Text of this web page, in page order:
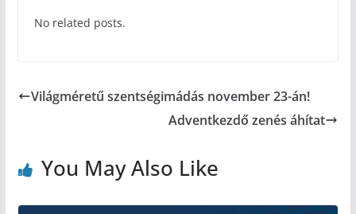
No related posts.
Világméretű szentségimádás november 23-án!
Adventkezdő zenés áhítat
You May Also Like